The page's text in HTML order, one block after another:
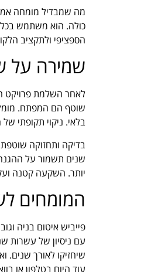
מה שמבדיל מומחה
כולה. הוא משתמש
הספציפי ולתקציב
שמירה על
לאחר השלמת פרויקט
שוטף הם המפתח.
בלאי. ניקוי תקופתי
שנים תשמור על
יותר. השקעה קטנה
המומחים
פייביש איטום בניה
עם ניסיון של עשרות
עוד היום בטלפון או